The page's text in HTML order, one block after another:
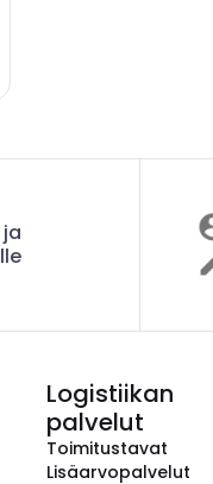
Logistiikan
palvelut
Toimitustavat
Lisäarvopalvelut